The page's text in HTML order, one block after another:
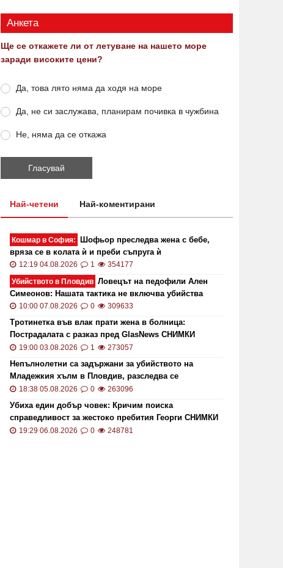
Анкета
Ще се откажете ли от летуване на нашето море
заради високите цени?
Да, това лято няма да ходя на море
Да, не си заслужава, планирам почивка в чужбина
Не, няма да се откажа
Най-четени Най-коментирани
Кошмар в София:
Шофьор преследва жена с бебе,
вряза се в колата ѝ и преби съпруга ѝ
12:19 04.08.2026 1
354177
Убийството в Пловдив Ловецът на педофили Ален
Симеонов: Нашата тактика не включва убийства
10:00 07.08.2026 0 309633
Тротинетка във влак прати жена в болница:
Пострадалата с разказ пред GlasNews СНИМКИ
19:00 03.08.2026 1 273057
Непълнолетни са задържани за убийството на
Младежкия хълм в Пловдив, разследва се
хомофобски мотив
18:38 05.08.2026 0 263096
Убиха един добър човек: Кричим поиска
справедливост за жестоко пребития Георги СНИМКИ
и ВИДЕО
19:29 06.08.2026 0 248781